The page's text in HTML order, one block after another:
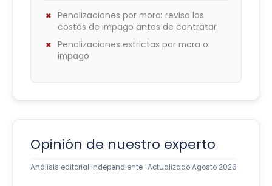
Penalizaciones por mora: revisa los
costos de impago antes de contratar
Penalizaciones estrictas por mora o
impago
Opinión de nuestro experto
Análisis editorial independiente · ActualizadoAgosto 2026